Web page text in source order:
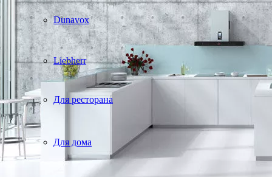
Dunavox
Liebherr
Для ресторана
Для дома